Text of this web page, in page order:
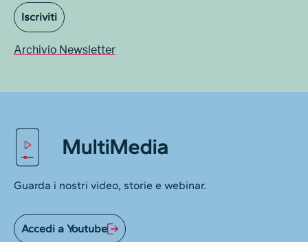
Iscriviti
Archivio Newsletter
MultiMedia
Guarda i nostri video, storie e webinar.
Accedi a Youtube